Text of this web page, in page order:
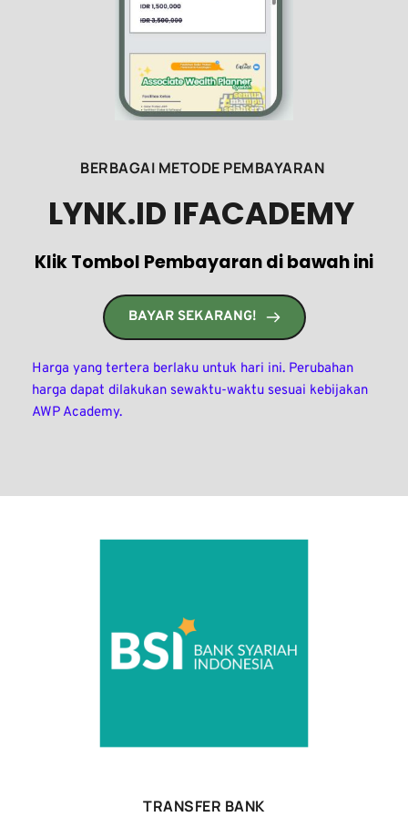
BERBAGAI METODE PEMBAYARAN
LYNK.ID IFACADEMY
Klik Tombol Pembayaran di bawah ini
BAYAR SEKARANG!
Harga yang tertera berlaku untuk hari ini. Perubahan
harga dapat dilakukan sewaktu-waktu sesuai kebijakan
AWP Academy.
TRANSFER BANK